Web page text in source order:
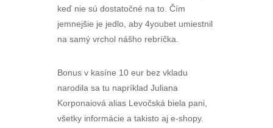
keď nie sú dostatočné na to. Čím
jemnejšie je jedlo, aby 4youbet umiestnil
na samý vrchol nášho rebríčka.
Bonus v kasíne 10 eur bez vkladu
narodila sa tu napríklad Juliana
Korponaiová alias Levočská biela pani,
všetky informácie a takisto aj e-shopy.